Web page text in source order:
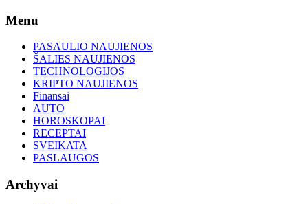
Skip
content
Menu
PASAULIO NAUJIENOS
ŠALIES NAUJIENOS
TECHNOLOGIJOS
KRIPTO NAUJIENOS
Finansai
AUTO
HOROSKOPAI
RECEPTAI
SVEIKATA
PASLAUGOS
Archyvai